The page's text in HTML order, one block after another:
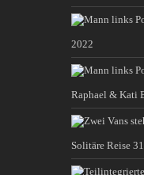
2022
Raphael & Kati
Solitäre Reise